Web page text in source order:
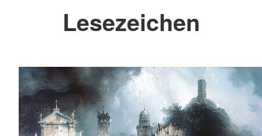
Lesezeichen